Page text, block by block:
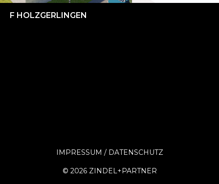
F HOLZGERLINGEN
© 2026 ZINDEL+PARTNER
IMPRESSUM DATENSCHUTZ